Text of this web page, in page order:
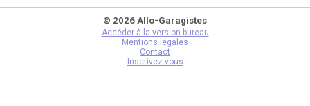
© 2026 Allo-Garagistes
Accéder à la version bureau
Mentions légales
Contact
Inscrivez-vous